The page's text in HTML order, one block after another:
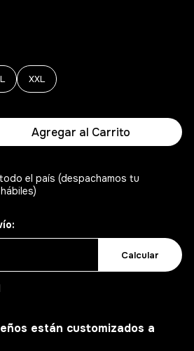
XXL
Agregar al Carrito
el país (despachamos tu
Calcular
están customizados a